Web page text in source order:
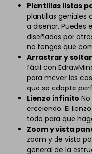
Plantillas listas
plantillas geniales
a diseñar. Puedes
diseñadas por
no tengas que
Arrastrar y soltar
fácil con
para mover las
que se adapte
Lienzo infinito
creciendo. El
todo para que
Zoom y vista
zoom y de vista
general de la